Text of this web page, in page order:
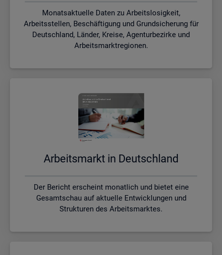
Monatsaktuelle Daten zu Arbeitslosigkeit,
Arbeitsstellen, Beschäftigung und Grundsicherung für
Deutschland, Länder, Kreise, Agenturbezirke und
Arbeitsmarktregionen.
Ar­beits­markt in Deutsch­land
Der Bericht erscheint monatlich und bietet eine
Gesamtschau auf aktuelle Entwicklungen und
Strukturen des Arbeitsmarktes.